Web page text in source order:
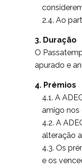
2.4. Ao
3. Duração
O
apurado e
4. Prémios
4.1. A
amigo nos
4.2. A
alteração
4.3. Os
e os